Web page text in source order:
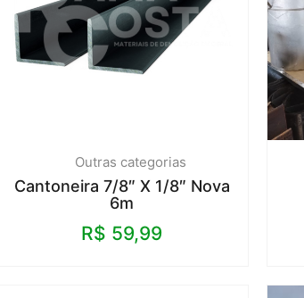
Outras categorias
Cantoneira 7/8″ X 1/8″ Nova
6m
R$ 59,99